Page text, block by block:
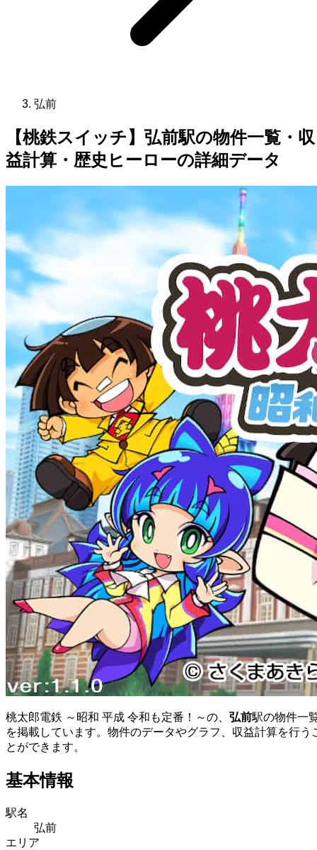
弘前
【桃鉄スイッチ】弘前駅の物件一覧・収
益計算・歴史ヒーローの詳細データ
桃太郎電鉄 ～昭和 平成 令和も定番！～の、 弘前駅の物件一
を掲載しています。物件のデータやグラフ、収益計算を行う
とができます。
基本情報
駅名
弘前
エリア